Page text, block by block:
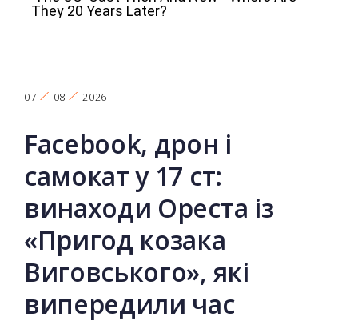
07 08 2026
Facebook, дрон і
самокат у 17 ст:
винаходи Ореста із
«Пригод козака
Виговського», які
випередили час